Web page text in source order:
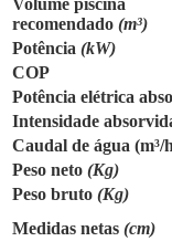
Volume piscina
recomendado (m³)
Potência (kW)
COP
Potência elétrica
Intensidade
Caudal de água (m³/
Peso neto (Kg)
Peso bruto (Kg)
Medidas netas (cm)